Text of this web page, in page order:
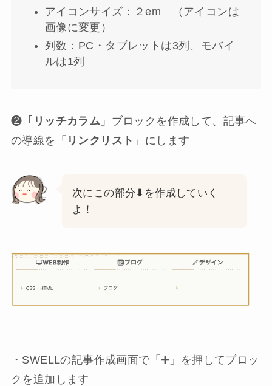
アイコンサイズ：２em （アイコンは
画像に変更）
列数：PC・タブレットは3列、モバイ
ルは1列
❷「 リッチカラム 」ブロックを作成して、記事へ
の導線を「 リンクリスト 」にします
次にこの部分⬇︎を作成していく
よ！
・SWELLの記事作成画面で「➕」を押してブロッ
クを追加します